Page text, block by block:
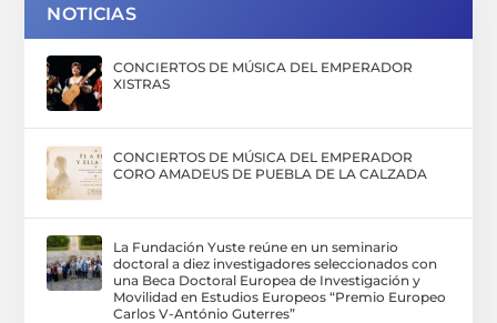
NOTICIAS
CONCIERTOS DE MÚSICA DEL EMPERADOR
XISTRAS
CONCIERTOS DE MÚSICA DEL EMPERADOR
CORO AMADEUS DE PUEBLA DE LA CALZADA
La Fundación Yuste reúne en un seminario
doctoral a diez investigadores seleccionados con
una Beca Doctoral Europea de Investigación y
Movilidad en Estudios Europeos “Premio Europeo
Carlos V-António Guterres”